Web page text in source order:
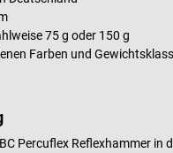
75 g oder 150 g
Farben und
Percuflex Reflexhammer in